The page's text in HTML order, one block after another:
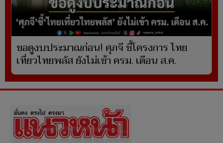
ขอดูงบประมาณก่อน! ศุภจี ชี้โครงการ ไทย
เที่ยวไทยพลัส ยังไม่เข้า ครม. เดือน ส.ค.